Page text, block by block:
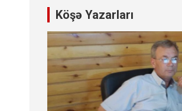
Köşə Yazarları